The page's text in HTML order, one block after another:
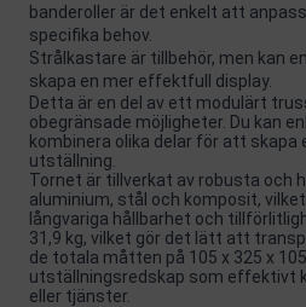
banderoller är det enkelt att
specifika behov.
Strålkastare är tillbehör, men kan
skapa en mer effektfull display.
Detta är en del av ett modulärt
obegränsade möjligheter. Du kan
kombinera olika delar för att skapa
utställning.
Tornet är tillverkat av robusta och
aluminium, stål och komposit,
långvariga hållbarhet och
31,9 kg, vilket gör det lätt att
de totala måtten på 105 x 325 x
utställningsredskap som effektivt
eller tjänster.